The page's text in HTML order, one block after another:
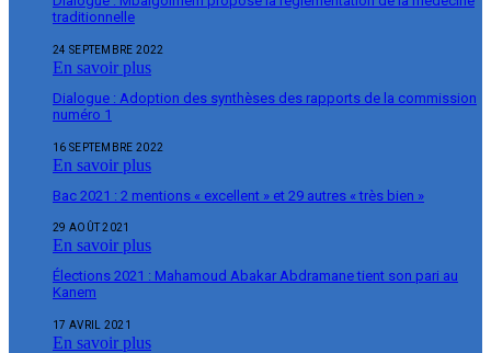
traditionnelle
24 SEPTEMBRE 2022
En savoir plus
Dialogue : Adoption des synthèses des rapports de la commission
numéro 1
16 SEPTEMBRE 2022
En savoir plus
Bac 2021 : 2 mentions « excellent » et 29 autres « très bien »
29 AOÛT 2021
En savoir plus
Élections 2021 : Mahamoud Abakar Abdramane tient son pari au
Kanem
17 AVRIL 2021
En savoir plus